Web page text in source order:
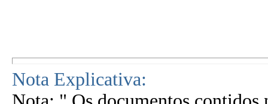
Nota Explicativa: